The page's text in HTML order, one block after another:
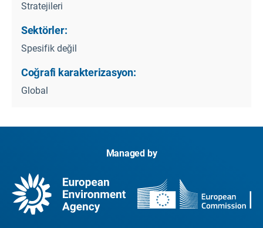
Stratejileri
Sektörler:
Spesifik değil
Coğrafi karakterizasyon:
Global
Managed by